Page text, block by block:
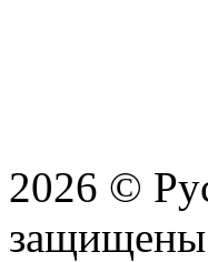
2026 ©